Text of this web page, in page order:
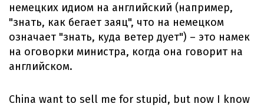
немецких идиом на английский (например,
"знать, как бегает заяц", что на немецком
означает "знать, куда ветер дует") – это намек
на оговорки министра, когда она говорит на
английском.
China want to sell me for stupid, but now I know